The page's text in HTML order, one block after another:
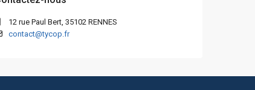
12 rue Paul Bert, 35102 RENNES
contact@tycop.fr